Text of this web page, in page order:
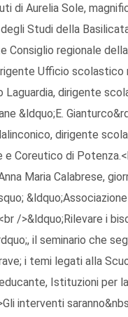
di Aurelia Sole,
Studi della
Consiglio regionale
Ufficio scolastico
Laguardia, dirigente
&ldquo;E.
dirigente
Coreutico di
Maria Calabrese,
/>&ldquo;Rilevare i
il seminario che
i temi legati alla
Istituzioni per
interventi